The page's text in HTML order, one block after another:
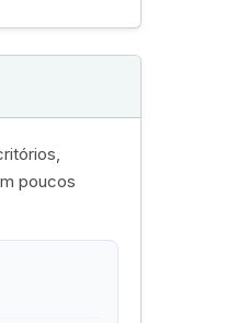
poucos